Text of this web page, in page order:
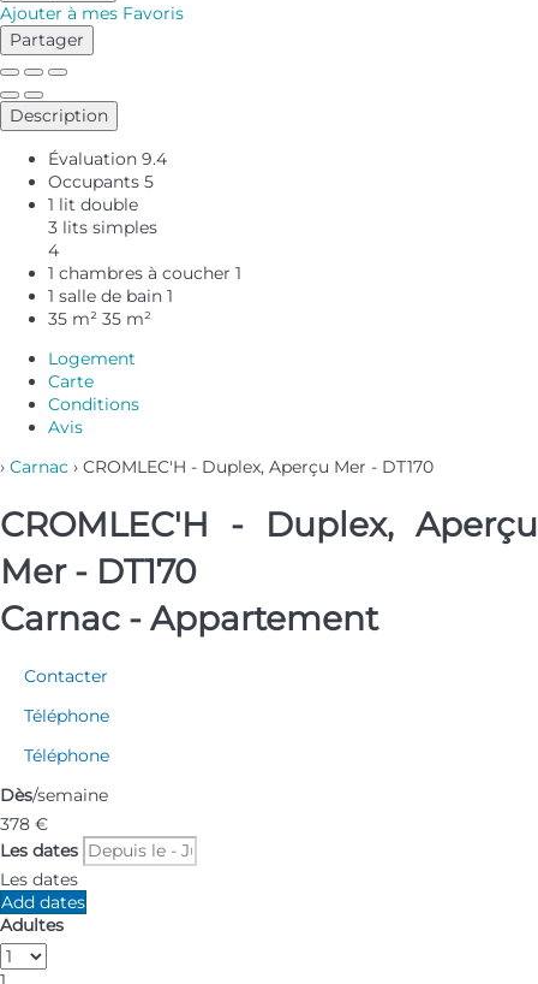
Ajouter à mes Favoris
Partager
Description
Évaluation 9.4
Occupants 5
1 lit double
3 lits simples
4
1 chambres à coucher 1
1 salle de bain 1
35 m² 35 m²
Logement
Carte
Conditions
Avis
› Carnac › CROMLEC'H - Duplex, Aperçu Mer - DT170
CROMLEC'H - Duplex, Aperçu
Mer - DT170
Carnac - Appartement
Contacter
Téléphone
Téléphone
Dès/semaine
378 €
Les dates
Les dates
Add dates
Adultes